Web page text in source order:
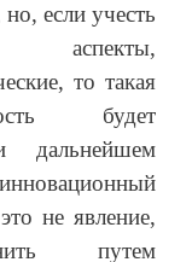
если учесть
аспекты,
то такая
будет
дальнейшем
не явление,
путем